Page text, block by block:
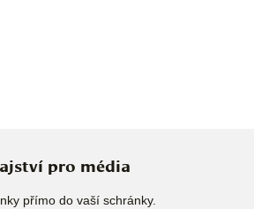
pro média
přímo do vaší schránky.